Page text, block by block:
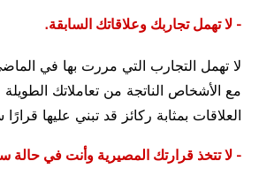
- لا تهمل تجاربك وعلاقاتك السابقة.
لا تهمل التجارب التي مررت بها في
مع الأشخاص الناتجة من تعاملاتك
العلاقات بمثابة ركائز قد تبني عليها قرارًا
- لا تتخذ قرارتك المصيرية وأنت في حالة